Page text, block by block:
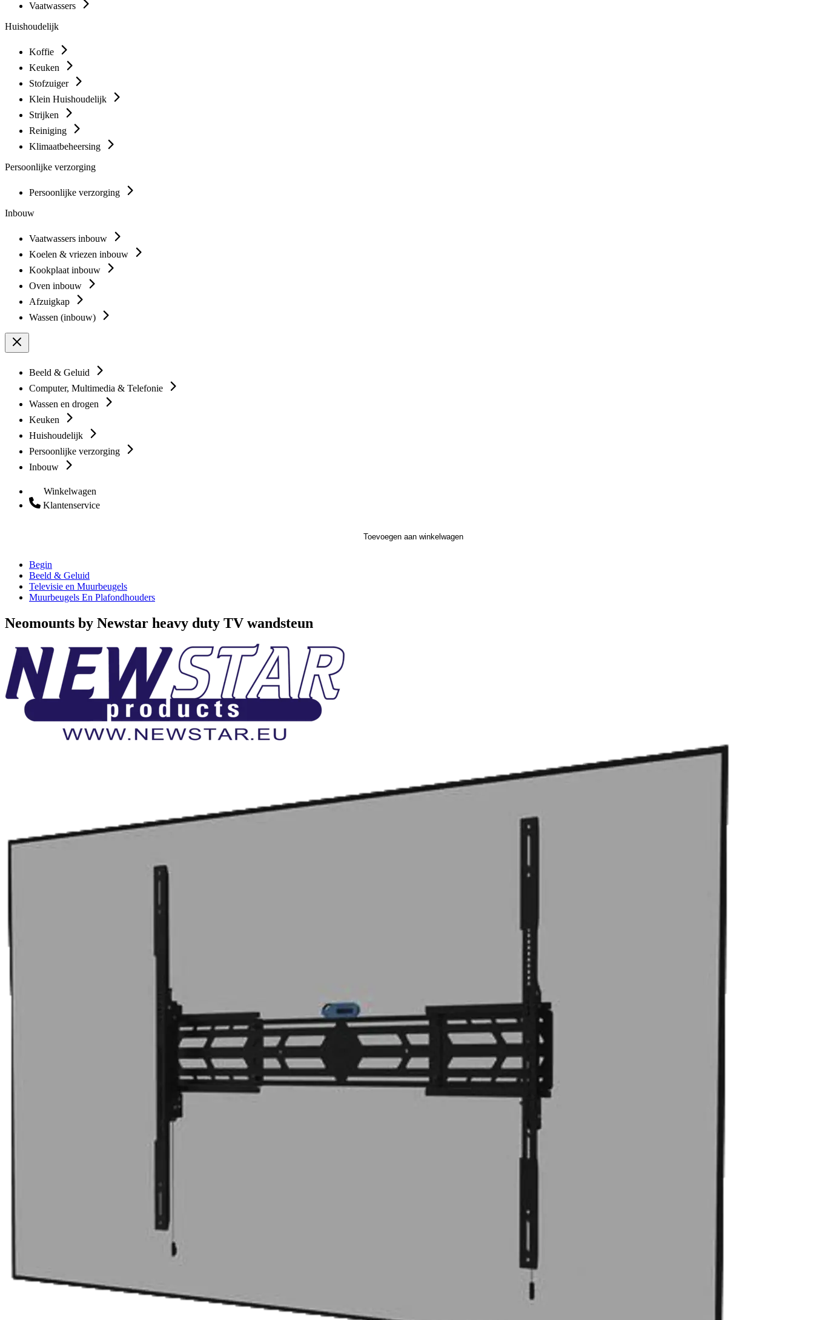
Vaatwassers
Huishoudelijk
Koffie
Keuken
Stofzuiger
Klein Huishoudelijk
Strijken
Reiniging
Klimaatbeheersing
Persoonlijke verzorging
Persoonlijke verzorging
Inbouw
Vaatwassers inbouw
Koelen & vriezen inbouw
Kookplaat inbouw
Oven inbouw
Afzuigkap
Wassen (inbouw)
Beeld & Geluid
Computer, Multimedia & Telefonie
Wassen en drogen
Keuken
Huishoudelijk
Persoonlijke verzorging
Inbouw
Winkelwagen
Klantenservice
Toevoegen aan winkelwagen
Begin
Beeld & Geluid
Televisie en Muurbeugels
Muurbeugels En Plafondhouders
Neomounts by Newstar heavy duty TV wandsteun